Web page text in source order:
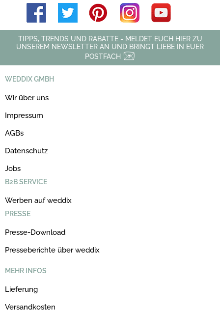
TIPPS, TRENDS UND RABATTE - MELDET EUCH HIER ZU
UNSEREM NEWSLETTER AN UND BRINGT LIEBE IN EUER
POSTFACH
WEDDIX GMBH
Wir über uns
Impressum
AGBs
Datenschutz
Jobs
B2B SERVICE
Werben auf weddix
PRESSE
Presse-Download
Presseberichte über weddix
MEHR INFOS
Lieferung
Versandkosten